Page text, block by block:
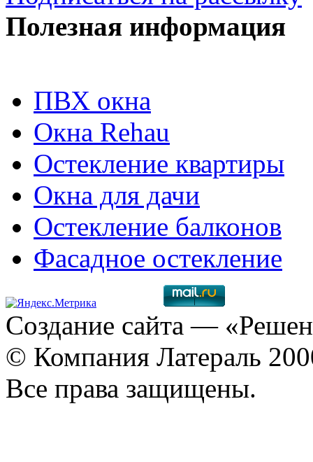
Полезная информация
ПВХ окна
Окна Rehau
Остекление квартиры
Окна для дачи
Остекление балконов
Фасадное остекление
Создание сайта —
© Компания Латераль
Все права защищены.